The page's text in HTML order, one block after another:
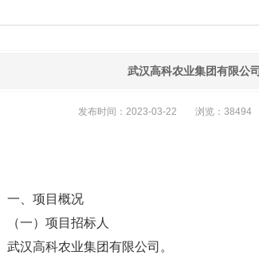
武汉高科农业集团有限公
发布时间：2023-03-22 浏览：38494
一、项目概况
（一）项目招标人
武汉高科农业集团有限公司。